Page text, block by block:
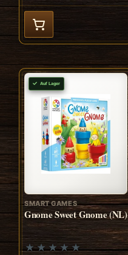
Auf Lager
SMART GAMES
Gnome Sweet Gnome (NL)